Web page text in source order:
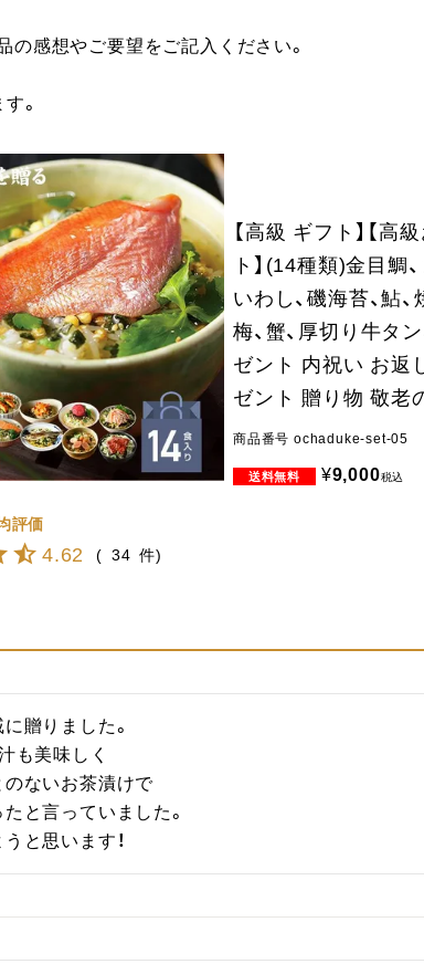
の感想やご要望をご記入ください。
。
【高級 ギフト】【高
ト】(14種類)金目鯛、
いわし、磯海苔、鮎、
梅、蟹、厚切り牛タ
ゼント 内祝い お返
ゼント 贈り物 敬老
商品番号 ochaduke-set-05
¥9,000税込
4.62 34
贈りました。
も美味しく
ないお茶漬けで
と言っていました。
と思います！